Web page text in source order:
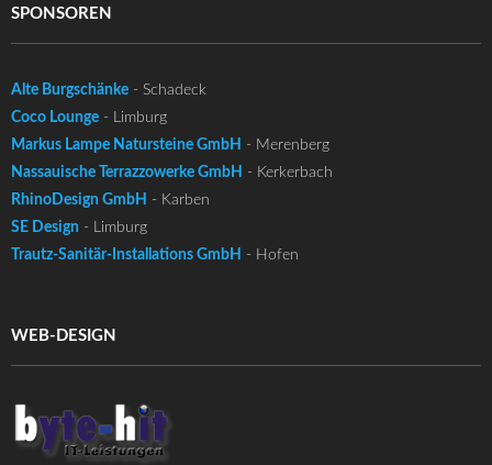
SPONSOREN
Alte Burgschänke - Schadeck
Coco Lounge - Limburg
Markus Lampe Natursteine GmbH - Merenberg
Nassauische Terrazzowerke GmbH - Kerkerbach
RhinoDesign GmbH - Karben
SE Design - Limburg
Trautz-Sanitär-Installations GmbH - Hofen
WEB-DESIGN